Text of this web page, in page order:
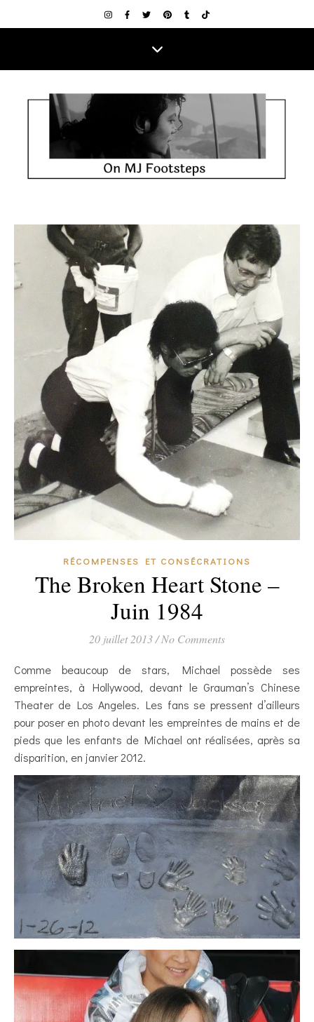
RÉCOMPENSES ET CONSÉCRATIONS
The Broken Heart Stone –
Juin 1984
20 juillet 2013/ No Comments
Comme beaucoup de stars, Michael possède ses
empreintes, à Hollywood, devant le Grauman’s Chinese
Theater de Los Angeles. Les fans se pressent d’ailleurs
pour poser en photo devant les empreintes de mains et de
pieds que les enfants de Michael ont réalisées, après sa
disparition, en janvier 2012.